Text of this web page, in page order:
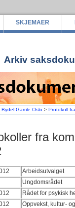
SKJEMAER
Arkiv
Bydel Gamle Oslo > Protokoll
fra
Arbeidsutvalget
Ungdomsrådet
Rådet for psykisk
Oppvekst, kultur-